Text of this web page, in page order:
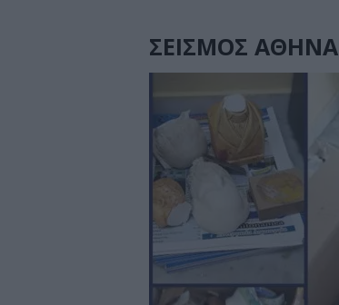
ΣΕΙΣΜΟΣ ΑΘΗΝΑ